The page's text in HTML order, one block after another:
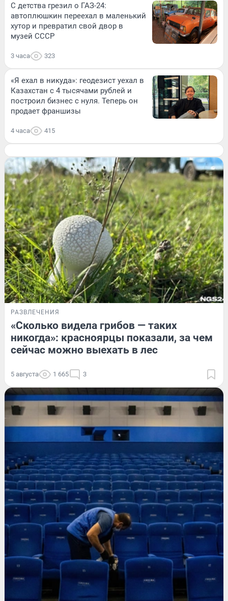
С детства грезил о ГАЗ-24:
автоплюшкин переехал в маленький
хутор и превратил свой двор в
музей СССР
3 часа 323
«Я ехал в никуда»: геодезист уехал в
Казахстан с 4 тысячами рублей и
построил бизнес с нуля. Теперь он
продает франшизы
4 часа 415
РАЗВЛЕЧЕНИЯ
«Сколько видела грибов — таких
никогда»: красноярцы показали, за чем
сейчас можно выехать в лес
5 августа 1 665 3